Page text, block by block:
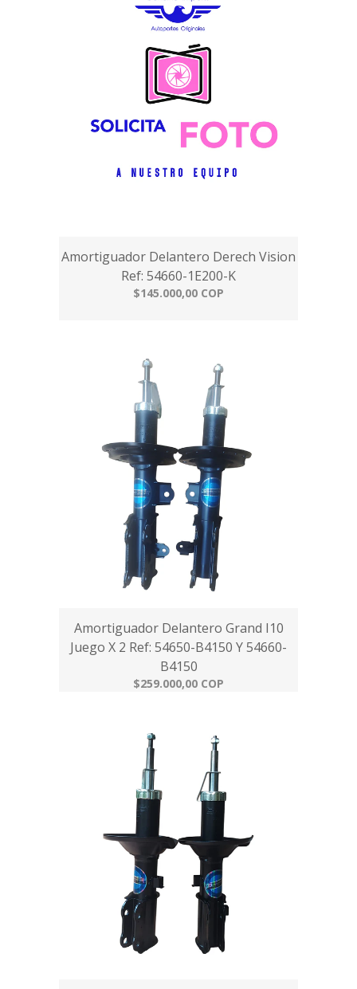
Amortiguador Delantero Derech Vision
Ref: 54660-1E200-K
$145.000,00 COP
Amortiguador Delantero Grand I10
Juego X 2 Ref: 54650-B4150 Y 54660-
B4150
$259.000,00 COP